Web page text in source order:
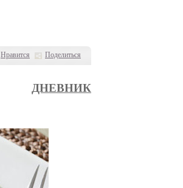
Нравится Поделиться
ДНЕВНИК